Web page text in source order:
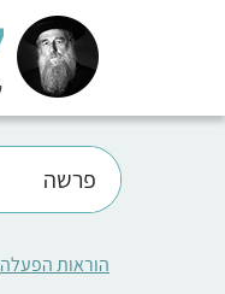
פרשה
הוראות הפעלה